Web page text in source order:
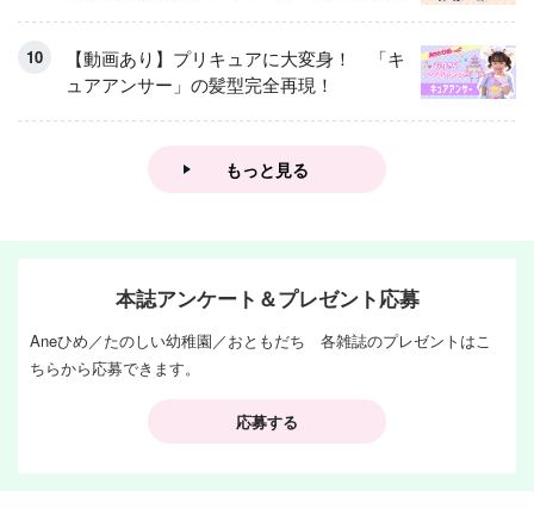
【動画あり】プリキュアに大変身！ 「キ
ュアアンサー」の髪型完全再現！
もっと見る
本誌アンケート＆プレゼント応募
Aneひめ／たのしい幼稚園／おともだち 各雑誌のプレゼントはこ
ちらから応募できます。
応募する